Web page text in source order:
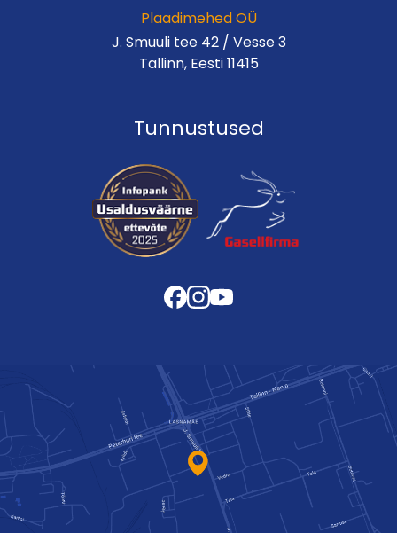
Plaadimehed OÜ
J. Smuuli tee 42 / Vesse 3
Tallinn, Eesti 11415
Tunnustused